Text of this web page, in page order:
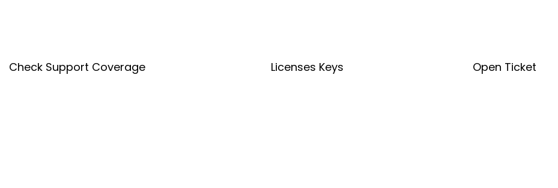
Check Support Coverage Licenses Keys Open Ticket